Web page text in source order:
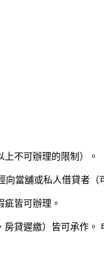
不可辦理的限制）。
當舖或私人借貸者（
皆可辦理。
貸遲繳）皆可承作。